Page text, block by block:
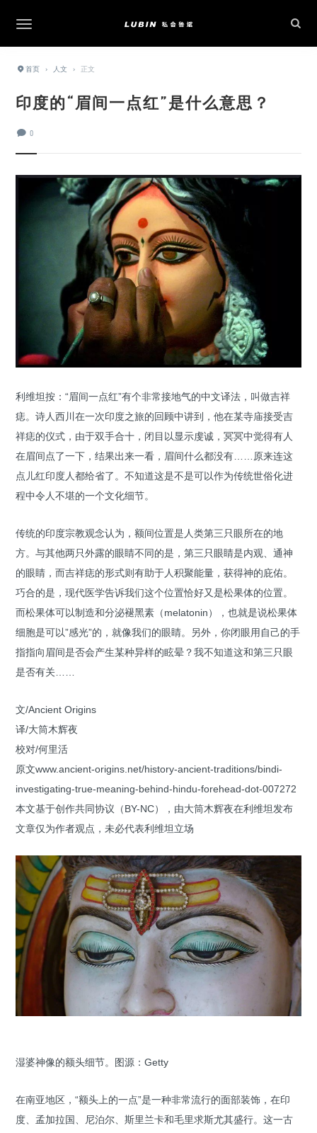
首页 › 人文 › 正文
印度的“眉间一点红”是什么意思？
0
利维坦按：“眉间一点红”有个非常接地气的中文译法，叫做吉祥
痣。诗人西川在一次印度之旅的回顾中讲到，他在某寺庙接受吉
祥痣的仪式，由于双手合十，闭目以显示虔诚，冥冥中觉得有人
在眉间点了一下，结果出来一看，眉间什么都没有……原来连这
点儿红印度人都给省了。不知道这是不是可以作为传统世俗化进
程中令人不堪的一个文化细节。
传统的印度宗教观念认为，额间位置是人类第三只眼所在的地
方。与其他两只外露的眼睛不同的是，第三只眼睛是内观、通神
的眼睛，而吉祥痣的形式则有助于人积聚能量，获得神的庇佑。
巧合的是，现代医学告诉我们这个位置恰好又是松果体的位置。
而松果体可以制造和分泌褪黑素（melatonin），也就是说松果体
细胞是可以”感光”的，就像我们的眼睛。另外，你闭眼用自己的手
指指向眉间是否会产生某种异样的眩晕？我不知道这和第三只眼
是否有关……
文/Ancient Origins
译/大筒木辉夜
校对/何里活
原文www.ancient-origins.net/history-ancient-traditions/bindi-
investigating-true-meaning-behind-hindu-forehead-dot-007272
本文基于创作共同协议（BY-NC），由大筒木辉夜在利维坦发布
文章仅为作者观点，未必代表利维坦立场
湿婆神像的额头细节。图源：Getty
在南亚地区，“额头上的一点”是一种非常流行的面部装饰，在印
度、孟加拉国、尼泊尔、斯里兰卡和毛里求斯尤其盛行。这一古